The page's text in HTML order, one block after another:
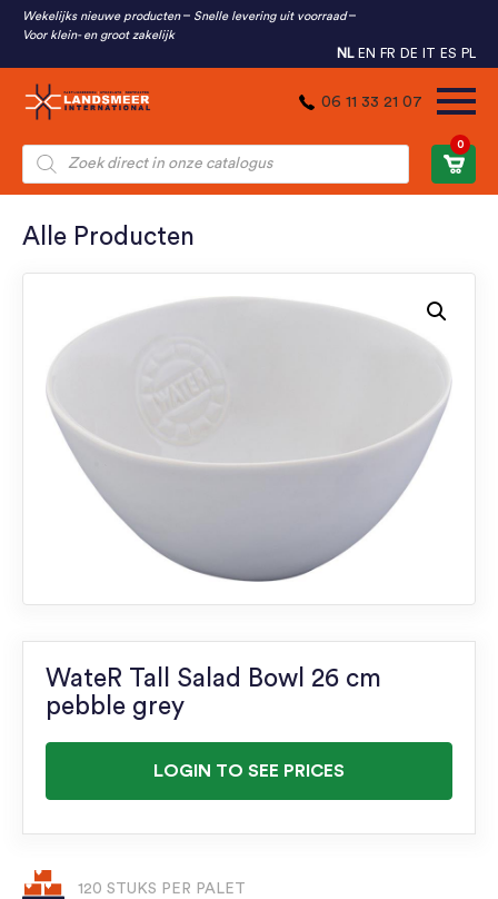
Wekelijks nieuwe producten
Snelle levering uit voorraad
Voor klein- en groot zakelijk
NL EN FR DE IT ES PL
06 11 33 21 07
Producten
zoeken
0
Alle Producten
WateR Tall Salad Bowl 26 cm
pebble grey
LOGIN TO SEE PRICES
120 STUKS PER PALET